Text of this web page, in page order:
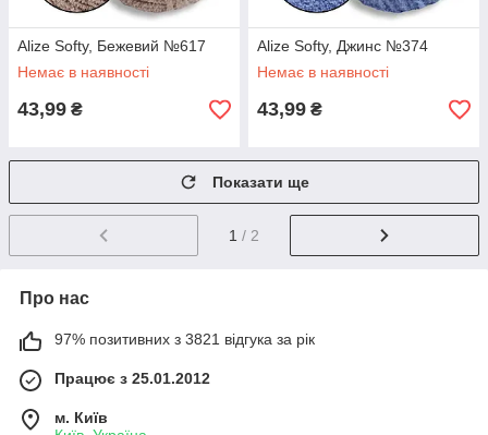
Alize Softy, Бежевий №617
Немає в наявності
43,99 ₴
Alize Softy, Джинс №374
Немає в наявності
43,99 ₴
Показати ще
1 / 2
Про нас
97% позитивних з 3821 відгука за рік
Працює з 25.01.2012
м. Київ